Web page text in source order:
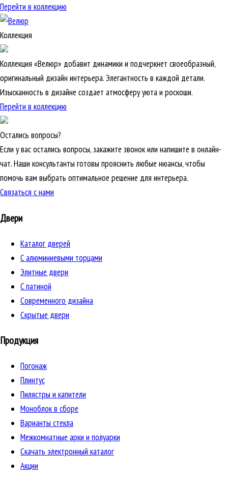
Перейти в коллекцию
Коллекция
Коллекция «Велюр» добавит динамики и подчеркнет своеобразный,
оригинальный дизайн интерьера. Элегантность в каждой детали.
Изысканность в дизайне создает атмосферу уюта и роскоши.
Перейти в коллекцию
Остались вопросы?
Если у вас остались вопросы, закажите звонок или напишите в онлайн-
чат. Наши консультанты готовы прояснить любые нюансы, чтобы
помочь вам выбрать оптимальное решение для интерьера.
Связаться с нами
Двери
Каталог дверей
C алюминиевыми торцами
Элитные двери
C патиной
Cовременного дизайна
Скрытые двери
Продукция
Погонаж
Плинтус
Пилястры и капители
Моноблок в сборе
Варианты стекла
Межкомнатные арки и полуарки
Скачать электронный каталог
Акции